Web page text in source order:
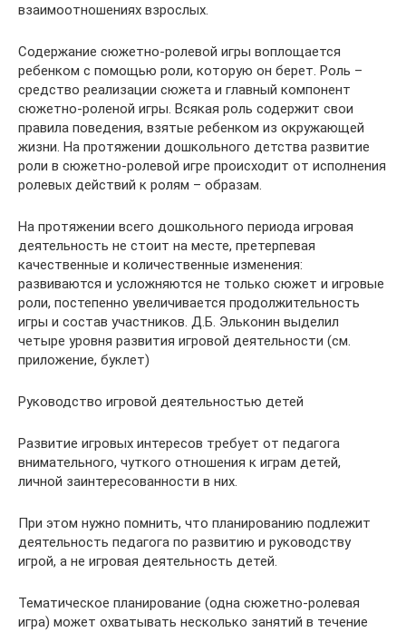
взаимоотношениях взрослых.
Содержание сюжетно-ролевой игры воплощается
ребенком с помощью роли, которую он берет. Роль –
средство реализации сюжета и главный компонент
сюжетно-роленой игры. Всякая роль содержит свои
правила поведения, взятые ребенком из окружающей
жизни. На протяжении дошкольного детства развитие
роли в сюжетно-ролевой игре происходит от исполнения
ролевых действий к ролям – образам.
На протяжении всего дошкольного периода игровая
деятельность не стоит на месте, претерпевая
качественные и количественные изменения:
развиваются и усложняются не только сюжет и игровые
роли, постепенно увеличивается продолжительность
игры и состав участников. Д.Б. Эльконин выделил
четыре уровня развития игровой деятельности (см.
приложение, буклет)
Руководство игровой деятельностью детей
Развитие игровых интересов требует от педагога
внимательного, чуткого отношения к играм детей,
личной заинтересованности в них.
При этом нужно помнить, что планированию подлежит
деятельность педагога по развитию и руководству
игрой, а не игровая деятельность детей.
Тематическое планирование (одна сюжетно-ролевая
игра) может охватывать несколько занятий в течение